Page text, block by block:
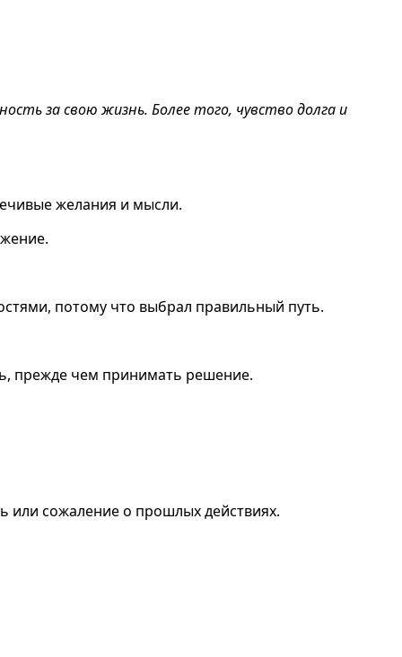
за свою жизнь. Более того, чувство долга и
желания и мысли.
потому что выбрал правильный путь.
прежде чем принимать решение.
или сожаление о прошлых действиях.